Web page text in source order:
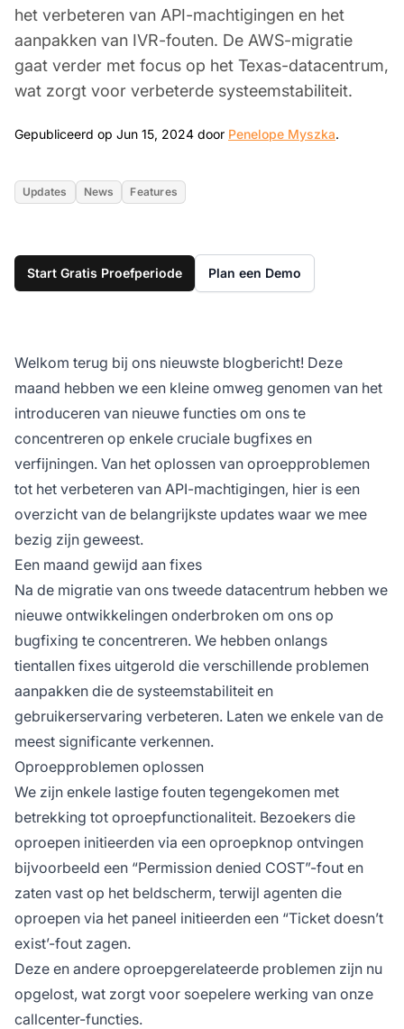
het verbeteren van API-machtigingen en het
aanpakken van IVR-fouten. De AWS-migratie
gaat verder met focus op het Texas-datacentrum,
wat zorgt voor verbeterde systeemstabiliteit.
Gepubliceerd op Jun 15, 2024 door Penelope Myszka.
Updates News Features
Start Gratis Proefperiode Plan een Demo
Welkom terug bij ons nieuwste blogbericht! Deze
maand hebben we een kleine omweg genomen van het
introduceren van nieuwe functies om ons te
concentreren op enkele cruciale bugfixes en
verfijningen. Van het oplossen van oproepproblemen
tot het verbeteren van API-machtigingen, hier is een
overzicht van de belangrijkste updates waar we mee
bezig zijn geweest.
Een maand gewijd aan fixes
Na de migratie van ons tweede datacentrum hebben we
nieuwe ontwikkelingen onderbroken om ons op
bugfixing te concentreren. We hebben onlangs
tientallen fixes uitgerold die verschillende problemen
aanpakken die de systeemstabiliteit en
gebruikerservaring verbeteren. Laten we enkele van de
meest significante verkennen.
Oproepproblemen oplossen
We zijn enkele lastige fouten tegengekomen met
betrekking tot oproepfunctionaliteit. Bezoekers die
oproepen initieerden via een oproepknop ontvingen
bijvoorbeeld een “Permission denied COST”-fout en
zaten vast op het beldscherm, terwijl agenten die
oproepen via het paneel initieerden een “Ticket doesn’t
exist’-fout zagen.
Deze en andere oproepgerelateerde problemen zijn nu
opgelost, wat zorgt voor soepelere werking van onze
callcenter-functies.